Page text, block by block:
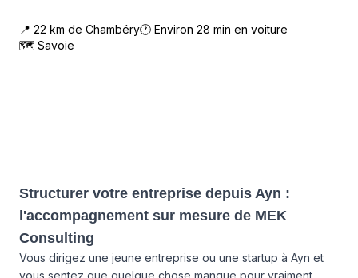
📍 22 km de Chambéry🕐 Environ 28 min en voiture
🗺 Savoie
Structurer votre entreprise depuis Ayn :
l'accompagnement sur mesure de MEK
Consulting
Vous dirigez une jeune entreprise ou une startup à Ayn et
vous sentez que quelque chose manque pour vraiment